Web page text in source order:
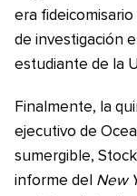
era
de investigación
estudiante de la
Finalmente, la
ejecutivo de
sumergible,
informe del New